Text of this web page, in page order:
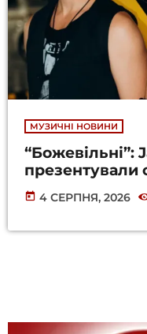
МУЗИЧНІ НОВИНИ
“Божевільні”:
презентували
today 4 СЕРПНЯ, 2026